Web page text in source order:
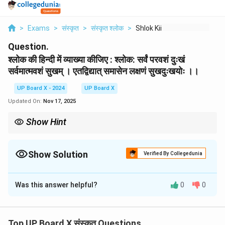
> Exams > संस्कृत > संस्कृत श्लोक > Shlok Kii Hindii Men...
Question.
श्लोक की हिन्दी में व्याख्या कीजिए : श्लोक: सर्वं परवशं दुःखं
सर्वमात्मवशं सुखम् । एतद्विद्यात् समासेन लक्षणं सुखदुःखयोः ।।
UP Board X - 2024
UP Board X
Updated On: Nov 17, 2025
Show Hint
सहित समझाएँ।
Show Solution Verified By Collegedunia
Solution and Explanation
व्याख्या:
Was this answer helpful? 0 0